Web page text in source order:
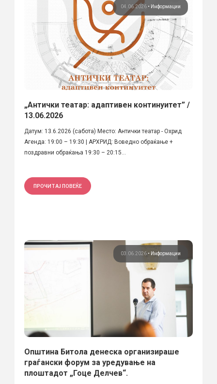
04.06.2026 • Информации
„Антички театар: адаптивен континуитет” /
13.06.2026
Датум: 13.6.2026 (сабота) Место: Антички театар - Охрид
Агенда: 19:00 – 19:30 | АРХРИД: Воведно обраќање +
поздравни обраќања 19:30 – 20:15...
ПРОЧИТАЈ ПОВЕЌЕ
03.06.2026 • Информации
Општина Битола денеска организираше
граѓански форум за уредување на
плоштадот „Гоце Делчев“.